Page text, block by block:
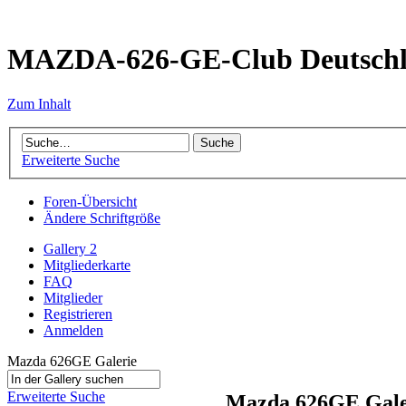
MAZDA-626-GE-Club
Zum Inhalt
Erweiterte Suche
Foren-Übersicht
Ändere Schriftgröße
Gallery 2
Mitgliederkarte
FAQ
Mitglieder
Registrieren
Anmelden
Mazda 626GE Galerie
Erweiterte Suche